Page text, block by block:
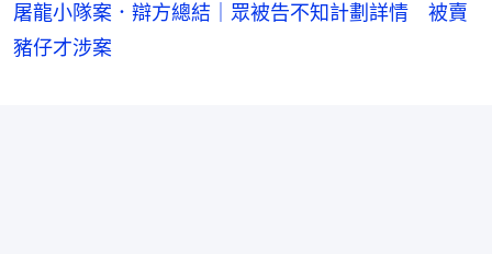
屠龍小隊案．辯方總結｜眾被告不知計劃詳情 被賣
豬仔才涉案